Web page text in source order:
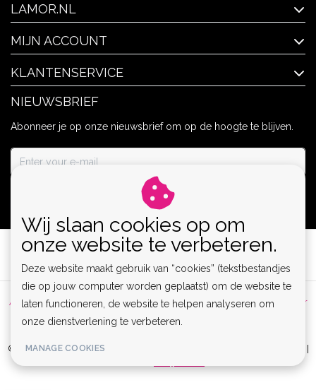
LAMOR.NL
MIJN ACCOUNT
KLANTENSERVICE
NIEUWSBRIEF
Abonneer je op onze nieuwsbrief om op de hoogte te blijven.
Algemene voorwaarden | Privacy Policy | Sitemap |
Disclaimer
RSS Feed
© Copyright 2026 - Lamor | Clubwear, Lingerie & Kinky Fashion XS-6XL |
Wij slaan cookies op om
onze website te verbeteren.
Deze website maakt gebruik van “cookies” (tekstbestandjes
die op jouw computer worden geplaatst) om de website te
laten functioneren, de website te helpen analyseren om
onze dienstverlening te verbeteren.
MANAGE COOKIES